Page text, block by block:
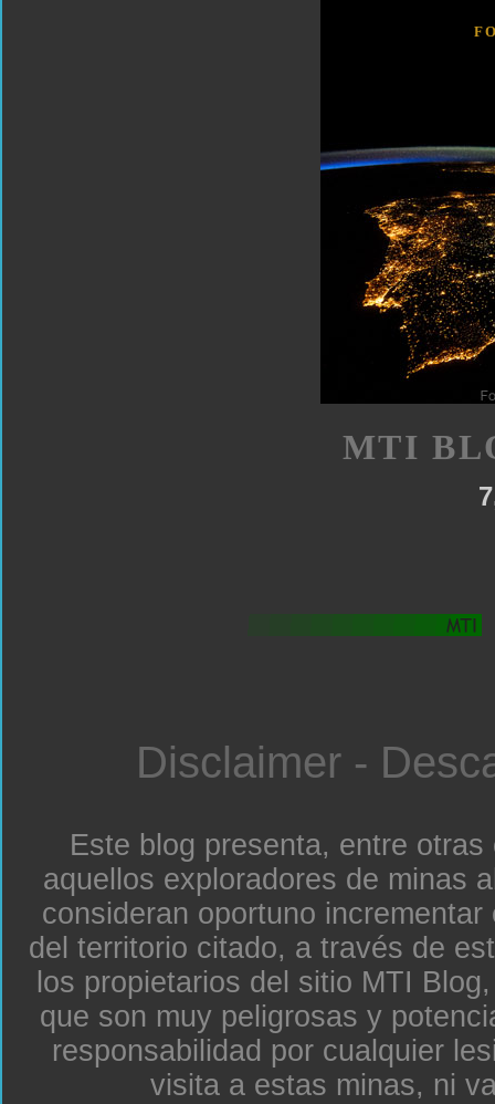
MTI
Disclaimer -
Este blog presenta, entre
aquellos exploradores de minas
consideran oportuno
del territorio citado, a través de
los propietarios del sitio MTI
que son muy peligrosas y
responsabilidad por cualquier
visita a estas minas, ni